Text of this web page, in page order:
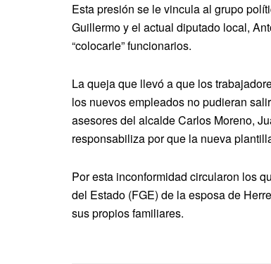
Esta presión se le vincula al grupo
Guillermo y el actual diputado local,
“colocarle” funcionarios.
La queja que llevó a que los
los nuevos empleados no pudieran
asesores del alcalde Carlos Moreno,
responsabiliza por que la nueva
Por esta inconformidad circularon los
del Estado (FGE) de la esposa de
sus propios familiares.